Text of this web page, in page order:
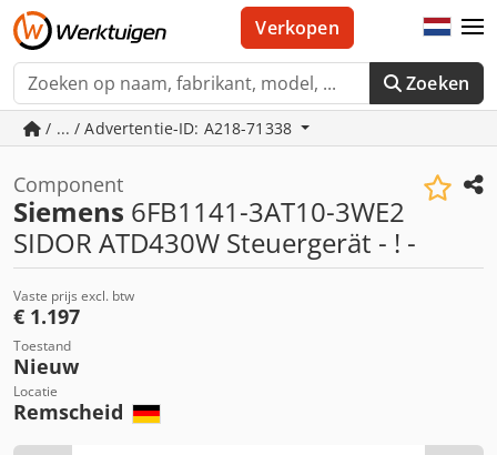
Zoeken
Verkopen
/ ... / Advertentie-ID: A218-71338
Component
Siemens 6FB1141-3AT10-3WE2
SIDOR ATD430W Steuergerät - ! -
Vaste prijs excl. btw
€ 1.197
Toestand
Nieuw
Locatie
Remscheid